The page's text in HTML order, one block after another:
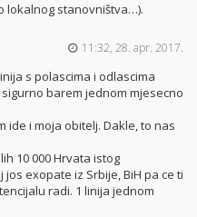
lokalnog stanovništva…).
11:32, 28. apr. 2017.
s polascima i odlascima
barem jednom mjesecno
ide i moja obitelj. Dakle, to nas
10 000 Hrvata istog
exopate iz Srbije, BiH pa ce ti
radi. 1 linija jednom